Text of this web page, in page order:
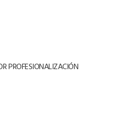
PROFESIONALIZACIÓN